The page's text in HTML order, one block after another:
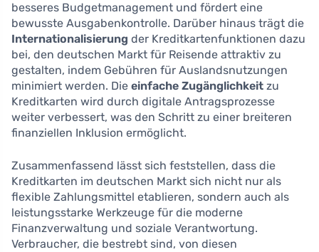
besseres Budgetmanagement und fördert eine
bewusste Ausgabenkontrolle. Darüber hinaus trägt die
Internationalisierung der Kreditkartenfunktionen dazu
bei, den deutschen Markt für Reisende attraktiv zu
gestalten, indem Gebühren für Auslandsnutzungen
minimiert werden. Die einfache Zugänglichkeit zu
Kreditkarten wird durch digitale Antragsprozesse
weiter verbessert, was den Schritt zu einer breiteren
finanziellen Inklusion ermöglicht.
Zusammenfassend lässt sich feststellen, dass die
Kreditkarten im deutschen Markt sich nicht nur als
flexible Zahlungsmittel etablieren, sondern auch als
leistungsstarke Werkzeuge für die moderne
Finanzverwaltung und soziale Verantwortung.
Verbraucher, die bestrebt sind, von diesen